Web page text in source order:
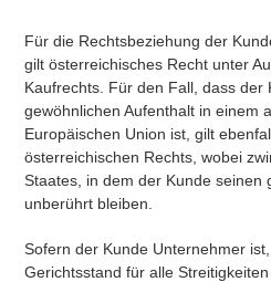
Für die Rechtsbeziehung der
gilt österreichisches Recht unter
Kaufrechts. Für den Fall, dass der
gewöhnlichen Aufenthalt in einem
Europäischen Union ist, gilt
österreichischen Rechts, wobei
Staates, in dem der Kunde seinen
unberührt bleiben.
Sofern der Kunde Unternehmer
Gerichtsstand für alle